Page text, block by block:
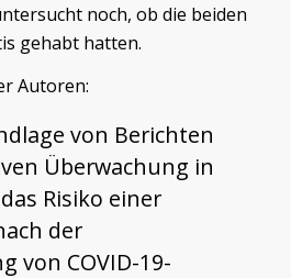
noch, ob die beiden
gehabt hatten.
Autoren:
von Berichten
Überwachung in
Risiko einer
der
von COVID-19-